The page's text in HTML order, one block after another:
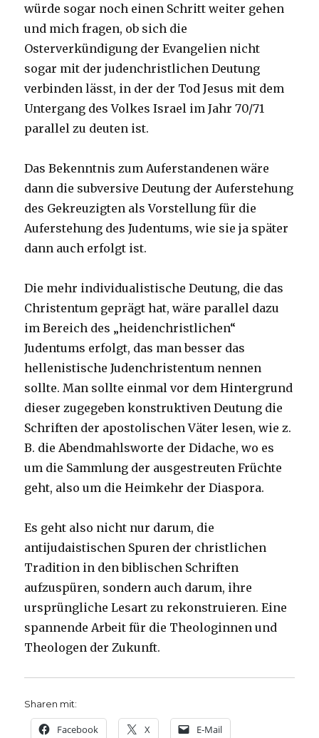
würde sogar noch einen Schritt weiter gehen
und mich fragen, ob sich die
Osterverkündigung der Evangelien nicht
sogar mit der judenchristlichen Deutung
verbinden lässt, in der der Tod Jesus mit dem
Untergang des Volkes Israel im Jahr 70/71
parallel zu deuten ist.
Das Bekenntnis zum Auferstandenen wäre
dann die subversive Deutung der Auferstehung
des Gekreuzigten als Vorstellung für die
Auferstehung des Judentums, wie sie ja später
dann auch erfolgt ist.
Die mehr individualistische Deutung, die das
Christentum geprägt hat, wäre parallel dazu
im Bereich des „heidenchristlichen“
Judentums erfolgt, das man besser das
hellenistische Judenchristentum nennen
sollte. Man sollte einmal vor dem Hintergrund
dieser zugegeben konstruktiven Deutung die
Schriften der apostolischen Väter lesen, wie z.
B. die Abendmahlsworte der Didache, wo es
um die Sammlung der ausgestreuten Früchte
geht, also um die Heimkehr der Diaspora.
Es geht also nicht nur darum, die
antijudaistischen Spuren der christlichen
Tradition in den biblischen Schriften
aufzuspüren, sondern auch darum, ihre
ursprüngliche Lesart zu rekonstruieren. Eine
spannende Arbeit für die Theologinnen und
Theologen der Zukunft.
Sharen mit:
Facebook X E-Mail